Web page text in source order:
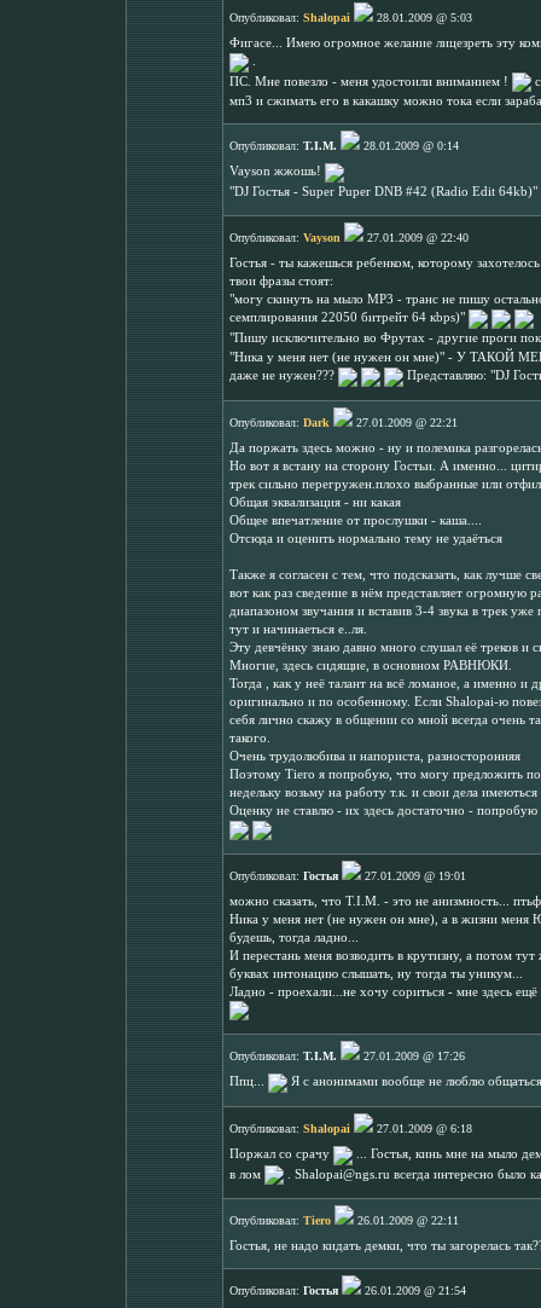
Опубликовал: Shalopai
28.01.2009 @ 5:03
Фигасе... Имею огромное желание лицезреть эту
ПС. Мне повезло - меня удостоили вниманием !
мп3 и сжимать его в какашку можно тока если
Опубликовал: T.I.M.
28.01.2009 @ 0:14
Vayson жжошь!
"DJ Гостья - Super Puper DNB #42 (Radio Edit 64kb)"
Опубликовал: Vayson
27.01.2009 @ 22:40
Гостья - ты кажешься ребенком, которому
твои фразы стоят:
"могу скинуть на мыло МР3 - транс не пишу
семплирования 22050 битрейт 64 кbps)"
"Пишу исключительно во Фрутах - другие проги
"Ника у меня нет (не нужен он мне)" - У
даже не нужен???
Представляю: "DJ
Опубликовал: Dark
27.01.2009 @ 22:21
Да поржать здесь можно - ну и полемика
Но вот я встану на сторону Гостьи. А именно...
трек сильно перегружен.плохо выбранные или
Общая эквализация - ни какая
Общее впечатление от прослушки - каша....
Отсюда и оценить нормально тему не удаёться
Также я согласен с тем, что подсказать, как лучше
вот как раз сведение в нём представляет огромную
диапазоном звучания и вставив 3-4 звука в трек
тут и начинаеться е..ля.
Эту девчёнку знаю давно много слушал её треков и
Многие, здесь сидящие, в основном РАВНЮКИ.
Тогда , как у неё талант на всё ломаное, а именно
оригинально и по особенному. Если Shalopai-ю
себя лично скажу в общении со мной всегда очень
такого.
Очень трудолюбива и напориста, разносторонняя
Поэтому Tiero я попробую, что могу предложить по
недельку возьму на работу т.к. и свои дела имеються
Оценку не ставлю - их здесь достаточно -
Опубликовал: Гостья
27.01.2009 @ 19:01
можно сказать, что T.I.M. - это не анизмность...
Ника у меня нет (не нужен он мне), а в жизни меня
будешь, тогда ладно...
И перестань меня возводить в крутизну, а потом
буквах интонацию слышать, ну тогда ты уникум...
Ладно - проехали...не хочу сориться - мне здесь ещё
Опубликовал: T.I.M.
27.01.2009 @ 17:26
Ппц...
Я с анонимами вообще не люблю
Опубликовал: Shalopai
27.01.2009 @ 6:18
Поржал со срачу
... Гостья, кинь мне на мыло
в лом
. Shalopai@ngs.ru всегда интересно было
Опубликовал: Tiero
26.01.2009 @ 22:11
Гостья, не надо кидать демки, что ты загорелась
Опубликовал: Гостья
26.01.2009 @ 21:54